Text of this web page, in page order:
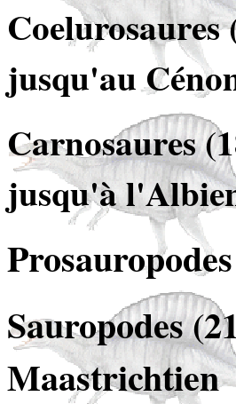
jusqu'au
Carnosaures
jusqu'à
Sauropodes
Maastrichtien